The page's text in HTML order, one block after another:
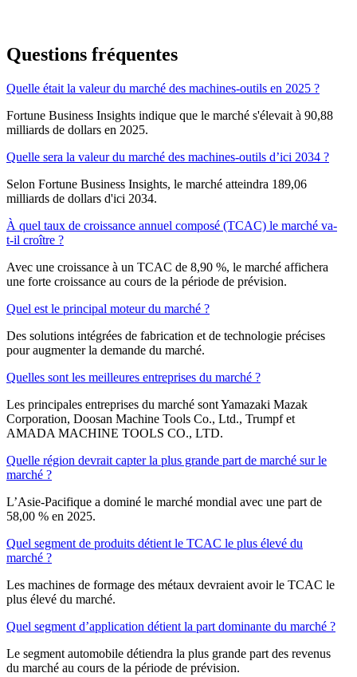
Questions fréquentes
Quelle était la valeur du marché des machines-outils en 2025 ?
Fortune Business Insights indique que le marché s'élevait à 90,88
milliards de dollars en 2025.
Quelle sera la valeur du marché des machines-outils d’ici 2034 ?
Selon Fortune Business Insights, le marché atteindra 189,06
milliards de dollars d'ici 2034.
À quel taux de croissance annuel composé (TCAC) le marché va-
t-il croître ?
Avec une croissance à un TCAC de 8,90 %, le marché affichera
une forte croissance au cours de la période de prévision.
Quel est le principal moteur du marché ?
Des solutions intégrées de fabrication et de technologie précises
pour augmenter la demande du marché.
Quelles sont les meilleures entreprises du marché ?
Les principales entreprises du marché sont Yamazaki Mazak
Corporation, Doosan Machine Tools Co., Ltd., Trumpf et
AMADA MACHINE TOOLS CO., LTD.
Quelle région devrait capter la plus grande part de marché sur le
marché ?
L’Asie-Pacifique a dominé le marché mondial avec une part de
58,00 % en 2025.
Quel segment de produits détient le TCAC le plus élevé du
marché ?
Les machines de formage des métaux devraient avoir le TCAC le
plus élevé du marché.
Quel segment d’application détient la part dominante du marché ?
Le segment automobile détiendra la plus grande part des revenus
du marché au cours de la période de prévision.